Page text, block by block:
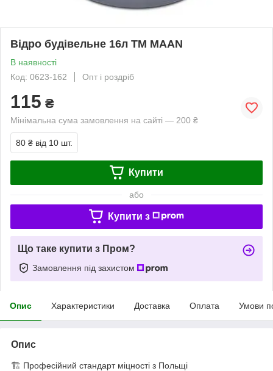
Відро будівельне 16л ТМ MAAN
В наявності
Код: 0623-162
Опт і роздріб
115 ₴
Мінімальна сума замовлення на сайті — 200 ₴
80 ₴ від 10 шт.
Купити
або
Купити з
Що таке купити з Пром?
Замовлення під захистом
Опис Характеристики Доставка Оплата Умови
Опис
🏗️ Професійний стандарт міцності з Польщі